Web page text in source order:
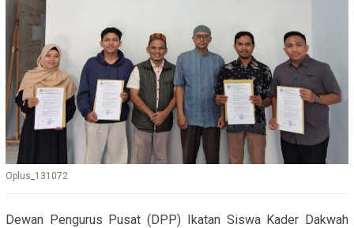
Oplus_131072
Dewan Pengurus Pusat (DPP) Ikatan Siswa Kader Dakwah